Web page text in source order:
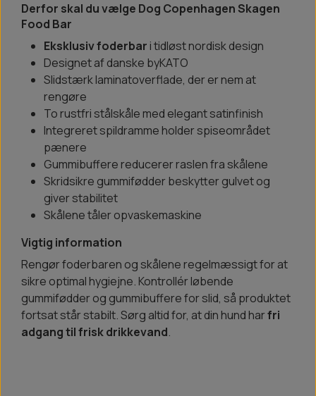
Derfor skal du vælge Dog Copenhagen Skagen
Food Bar
Eksklusiv foderbar i tidløst nordisk design
Designet af danske byKATO
Slidstærk laminatoverflade, der er nem at
rengøre
To rustfri stålskåle med elegant satinfinish
Integreret spildramme holder spiseområdet
pænere
Gummibuffere reducerer raslen fra skålene
Skridsikre gummifødder beskytter gulvet og
giver stabilitet
Skålene tåler opvaskemaskine
Vigtig information
Rengør foderbaren og skålene regelmæssigt for at
sikre optimal hygiejne. Kontrollér løbende
gummifødder og gummibuffere for slid, så produktet
fortsat står stabilt. Sørg altid for, at din hund harfri
adgang til frisk drikkevand.